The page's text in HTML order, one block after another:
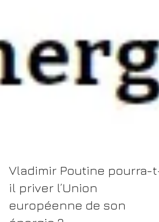
Vladimir Poutine pourra-t-